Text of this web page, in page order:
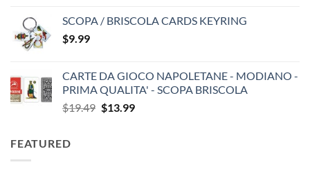
SCOPA / BRISCOLA CARDS KEYRING
$9.99
CARTE DA GIOCO NAPOLETANE - MODIANO -
PRIMA QUALITA' - SCOPA BRISCOLA
$19.49 Original
$13.99Current
FEATURED